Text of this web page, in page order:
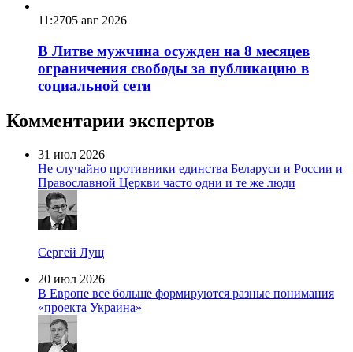
11:2705 авг 2026
В Литве мужчина осужден на 8 месяцев
ограничения свободы за публикацию в
социальной сети
Комментарии экспертов
31 июл 2026
Не случайно противники единства Беларуси и России и
Православной Церкви часто одни и те же люди
Сергей Лущ
20 июл 2026
В Европе все больше формируются разные понимания
«проекта Украина»